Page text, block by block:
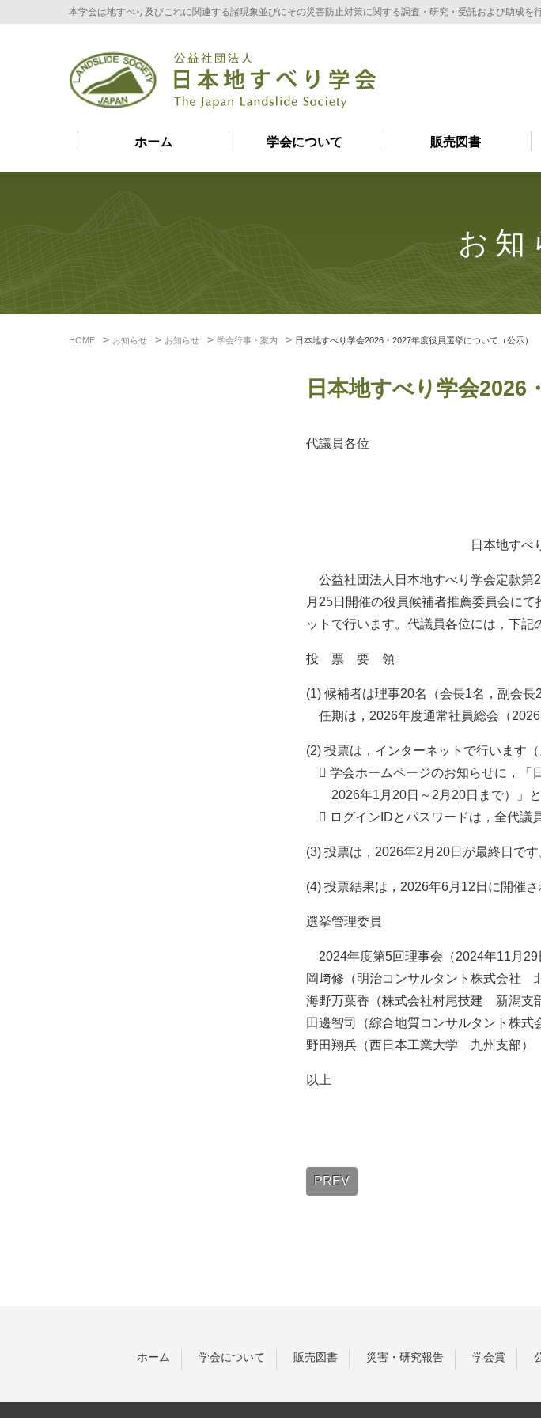
本学会は地すべり及びこれに関連する諸現象並びにその災害防止対策に関する調査・研究・受託および助成を
ホーム 学会について 販売図書
お知
HOME お知らせ お知らせ 学会行事・案内 日本地すべり学会2026・2027年度役員選挙について（公示）
日本地すべり学会2026
代議員各位
2026
公益社団
選挙管理
日本地すべり学会2026・
公益社団法人日本地すべり学会定款第
月25日開催の役員候補者推薦委員会に
ットで行います。代議員各位には，下記
投 票 要 領
(1) 候補者は理事20名（会長1名，副会長
任期は，2026年度通常社員総会（
(2) 投票は，インターネットで行います
 学会ホームページのお知らせに，「
2026年1月20日～2月20日まで）」と
 ログインIDとパスワードは，全代議
(3) 投票は，2026年2月20日が最終日です
(4) 投票結果は，2026年6月12日に開催
選挙管理委員
2024年度第5回理事会（2024年11月29
岡﨑修（明治コンサルタント株式会社
海野万葉香（株式会社村尾技建 新潟支
田邊智司（綜合地質コンサルタント株
野田翔兵（西日本工業大学 九州支部）
以上
PREV
ホーム 学会について 販売図書 災害・研究報告 学会賞